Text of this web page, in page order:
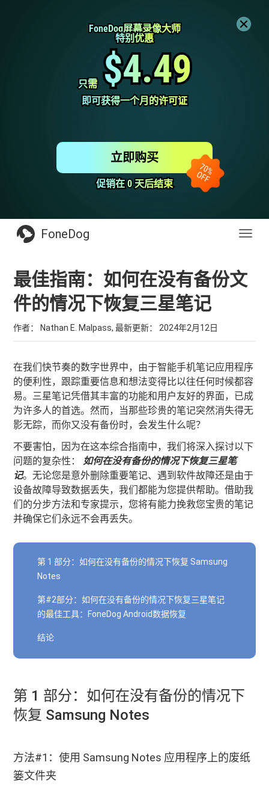
FoneDog屏幕录像大师
FoneDog屏幕录像大师
特别优惠
特别优惠
只需
只需 $4.49
$4.49
即可获得一个月的许可证
即可获得一个月的许可证
促销在 0 天后结束
促销在 0 天后结束
立即购买
FoneDog
最佳指南：如何在没有备份文
件的情况下恢复三星笔记
作者： Nathan E. Malpass, 最新更新： 2024年2月12日
在我们快节奏的数字世界中，由于智能手机笔记应用程序
的便利性，跟踪重要信息和想法变得比以往任何时候都容
易。三星笔记凭借其丰富的功能和用户友好的界面，已成
为许多人的首选。然而，当那些珍贵的笔记突然消失得无
影无踪，而你又没有备份时，会发生什么呢？
不要害怕，因为在这本综合指南中，我们将深入探讨以下
问题的复杂性：如何在没有备份的情况下恢复三星笔
记。无论您是意外删除重要笔记、遇到软件故障还是由于
设备故障导致数据丢失，我们都能为您提供帮助。借助我
们的分步方法和专家提示，您将有能力挽救您宝贵的笔记
并确保它们永远不会再丢失。
第 1 部分：如何在没有备份的情况下恢复 Samsung
Notes
第#2部分：如何在没有备份的情况下恢复三星笔记
的最佳工具：FoneDog Android数据恢复
结论
第 1 部分：如何在没有备份的情况下
恢复 Samsung Notes
方法#1：使用 Samsung Notes 应用程序上的废纸
篓文件夹